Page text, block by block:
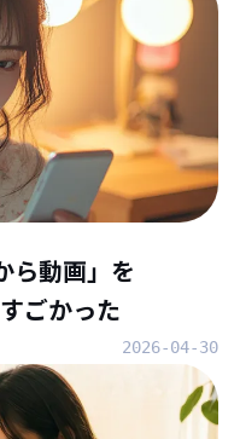
ら動画」を
ごかった
2026-04-30